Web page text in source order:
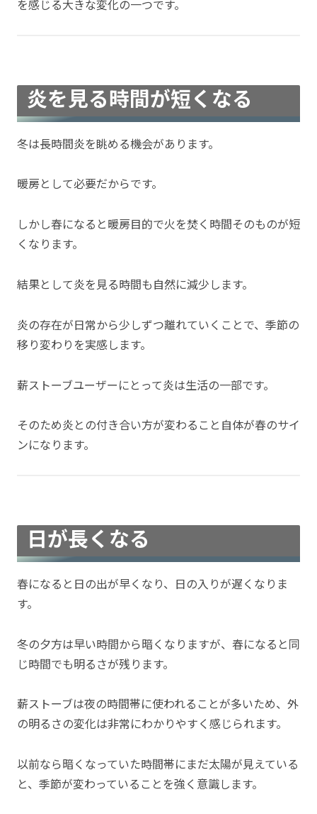
を感じる大きな変化の一つです。
炎を見る時間が短くなる
冬は長時間炎を眺める機会があります。
暖房として必要だからです。
しかし春になると暖房目的で火を焚く時間そのものが短
くなります。
結果として炎を見る時間も自然に減少します。
炎の存在が日常から少しずつ離れていくことで、季節の
移り変わりを実感します。
薪ストーブユーザーにとって炎は生活の一部です。
そのため炎との付き合い方が変わること自体が春のサイ
ンになります。
日が長くなる
春になると日の出が早くなり、日の入りが遅くなりま
す。
冬の夕方は早い時間から暗くなりますが、春になると同
じ時間でも明るさが残ります。
薪ストーブは夜の時間帯に使われることが多いため、外
の明るさの変化は非常にわかりやすく感じられます。
以前なら暗くなっていた時間帯にまだ太陽が見えている
と、季節が変わっていることを強く意識します。